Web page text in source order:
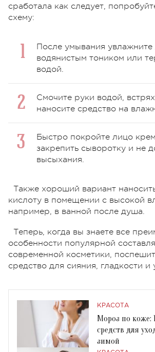
сработала как следует,
схему:
После умывания увлажните
водянистым тоником или
водой.
Смочите руки водой,
наносите средство на
Быстро покройте лицо
закрепить сыворотку и не
высыхания.
Также хороший вариант
кислоту в помещении с высокой
например, в ванной после душа.
Теперь, когда вы знаете все
особенности популярной
современной косметики,
средство для сияния, гладкости и
КРАСОТА
Мороз по коже:
средств для
зимой